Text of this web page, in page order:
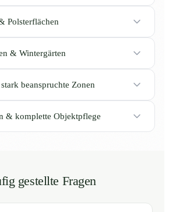
Polsterflächen
& Wintergärten
beanspruchte Zonen
& komplette Objektpflege
gestellte Fragen